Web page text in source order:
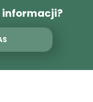
informacji?